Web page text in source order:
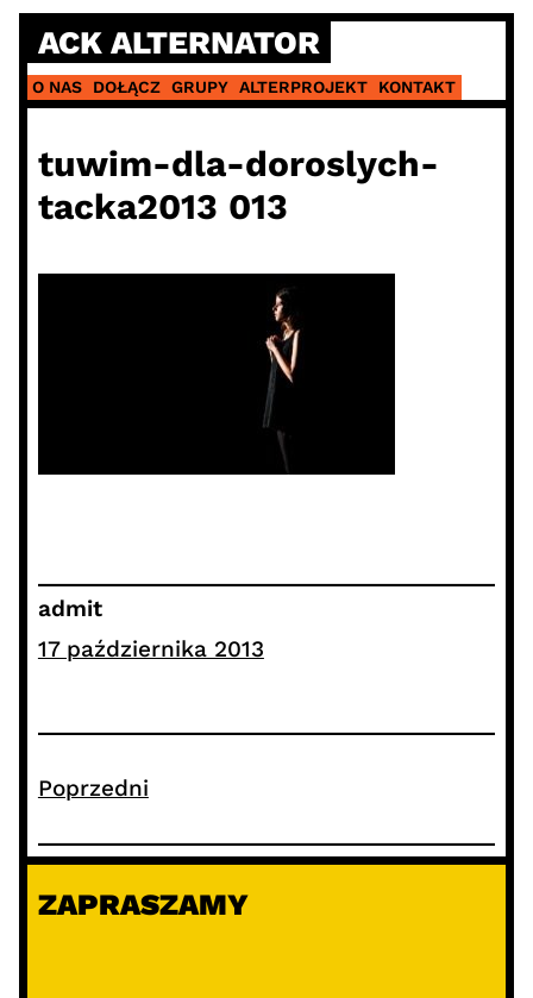
Skip
content
ACK ALTERNATOR
O NAS DOŁĄCZ GRUPY ALTERPROJEKT KONTAKT
tuwim-dla-doroslych-
tacka2013 013
admit
17 października 2013
Poprzedni
ZAPRASZAMY